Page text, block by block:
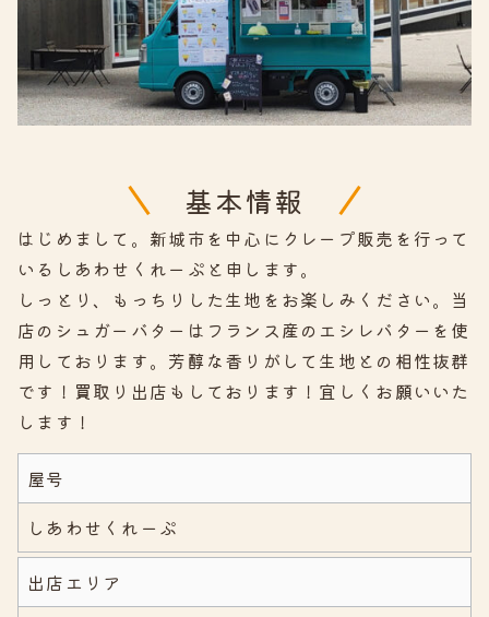
基本情報
はじめまして。新城市を中心にクレープ販売を行って
いるしあわせくれーぷと申します。
しっとり、もっちりした生地をお楽しみください。当
店のシュガーバターはフランス産のエシレバターを使
用しております。芳醇な香りがして生地との相性抜群
です！買取り出店もしております！宜しくお願いいた
します！
屋号
しあわせくれーぷ
出店エリア